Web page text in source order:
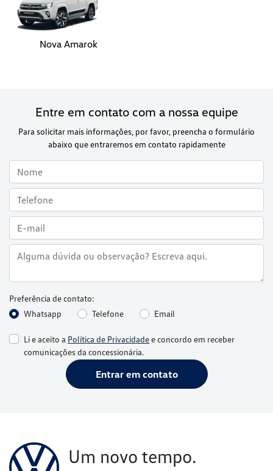
Para solicitar mais informações, por favor, preencha o formulário
abaixo que entraremos em contato rapidamente
Preferência de contato:
Whatsapp
Li e aceito aPolítica de Privacidadee concordo em receber
comunicações da concessionária.
Entrar em contato
Um novo tempo.
Uma nova Volkswagen.
Conheça os serviços Volkswagen e se surpreenda.